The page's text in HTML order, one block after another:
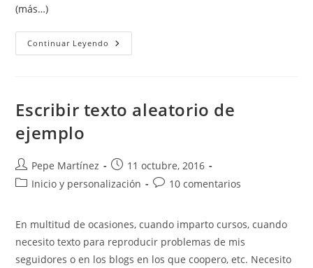
(más…)
Continuar Leyendo ¿Por
Qué
E
Inferior
Escribir texto aleatorio de
ejemplo
Autor
de
Pepe Martínez
Publicación
de
11 octubre, 2016
Categoría
entrada:
Inicio y personalización
Comentarios
entrada:
10 comentarios
En multitud de ocasiones, cuando imparto cursos, cuando
necesito texto para reproducir problemas de mis
seguidores o en los blogs en los que coopero, etc. Necesito